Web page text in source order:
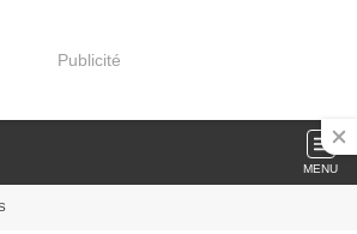
Publicité
MENU